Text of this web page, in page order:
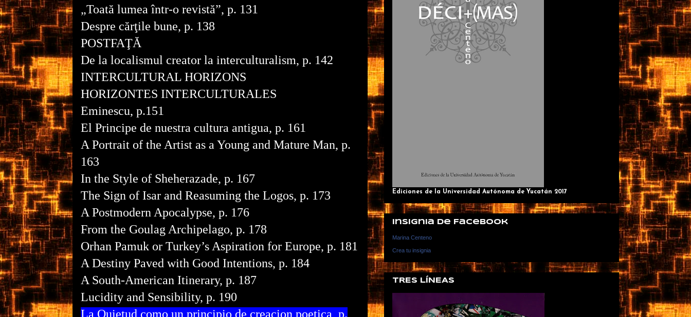
„Toată lumea într-o revistă”, p. 131
Despre cărţile bune, p. 138
POSTFAŢĂ
De la localismul creator la interculturalism, p. 142
INTERCULTURAL HORIZONS
HORIZONTES INTERCULTURALES
Eminescu, p.151
El Principe de nuestra cultura antigua, p. 161
A Portrait of the Artist as a Young and Mature Man, p.
163
In the Style of Sheherazade, p. 167
The Sign of Isar and Reasuming the Logos, p. 173
A Postmodern Apocalypse, p. 176
From the Goulag Archipelago, p. 178
Orhan Pamuk or Turkey’s Aspiration for Europe, p. 181
A Destiny Paved with Good Intentions, p. 184
A South-American Itinerary, p. 187
Lucidity and Sensibility, p. 190
La Quietud como un principio de creacion poetica, p.
Ediciones de la Universidad Autónoma de Yucatán 2017
Insignia de Facebook
Marina Centeno
Crea tu insignia
TRES LÍNEAS